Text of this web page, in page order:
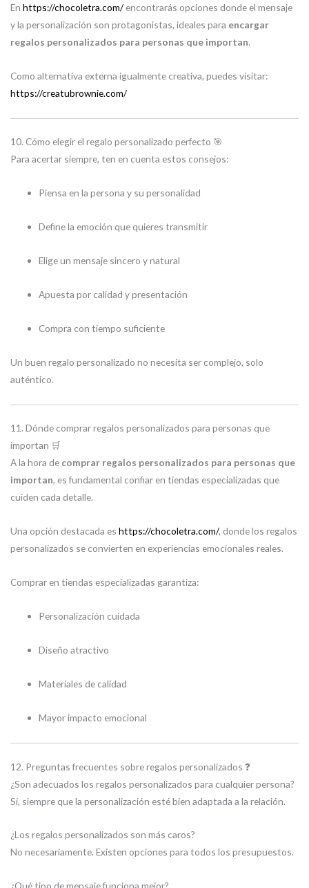
En https://chocoletra.com/ encontrarás opciones donde el mensaje
y la personalización son protagonistas, ideales para encargar
regalos personalizados para personas que importan.
Como alternativa externa igualmente creativa, puedes visitar:
https://creatubrownie.com/
10. Cómo elegir el regalo personalizado perfecto 🎯
Para acertar siempre, ten en cuenta estos consejos:
Piensa en la persona y su personalidad
Define la emoción que quieres transmitir
Elige un mensaje sincero y natural
Apuesta por calidad y presentación
Compra con tiempo suficiente
Un buen regalo personalizado no necesita ser complejo, solo
auténtico.
11. Dónde comprar regalos personalizados para personas que
importan 🛒
A la hora de comprar regalos personalizados para personas que
importan, es fundamental confiar en tiendas especializadas que
cuiden cada detalle.
Una opción destacada es https://chocoletra.com/, donde los regalos
personalizados se convierten en experiencias emocionales reales.
Comprar en tiendas especializadas garantiza:
Personalización cuidada
Diseño atractivo
Materiales de calidad
Mayor impacto emocional
12. Preguntas frecuentes sobre regalos personalizados ❓
¿Son adecuados los regalos personalizados para cualquier persona?
Sí, siempre que la personalización esté bien adaptada a la relación.
¿Los regalos personalizados son más caros?
No necesariamente. Existen opciones para todos los presupuestos.